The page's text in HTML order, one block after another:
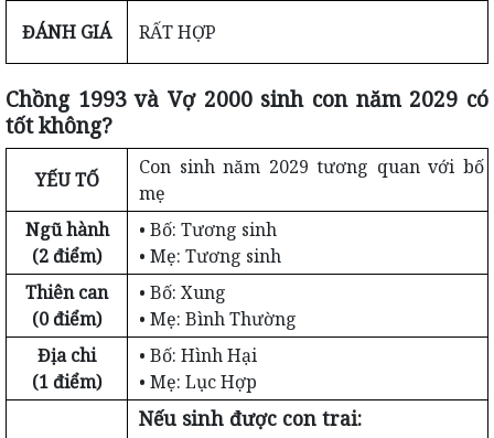
ĐÁNH GIÁ RẤT HỢP
Chồng 1993 và Vợ 2000 sinh con năm 2029 có
tốt không?
YẾU TỐ
Con sinh năm 2029 tương quan với bố
mẹ
Ngũ hành
(2 điểm)
• Bố: Tương sinh
• Mẹ: Tương sinh
Thiên can
(0 điểm)
• Bố: Xung
• Mẹ: Bình Thường
Địa chi
(1 điểm)
• Bố: Hình Hại
• Mẹ: Lục Hợp
Nếu sinh được con trai: